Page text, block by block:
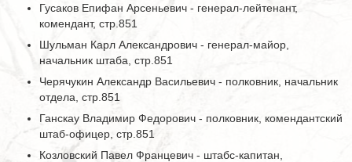
Гусаков Епифан Арсеньевич - генерал-лейтенант,
комендант, стр.851
Шульман Карл Александрович - генерал-майор,
начальник штаба, стр.851
Черячукин Александр Васильевич - полковник, начальник
отдела, стр.851
Ганскау Владимир Федорович - полковник, комендантский
штаб-офицер, стр.851
Козловский Павел Францевич - штабс-капитан,